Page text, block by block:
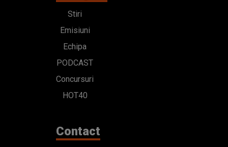
Stiri
Emisiuni
Echipa
PODCAST
Concursuri
HOT40
Contact